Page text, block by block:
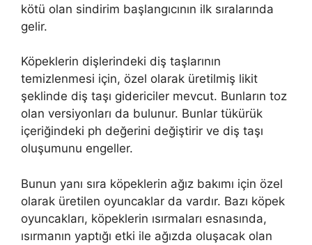
kötü olan sindirim başlangıcının ilk sıralarında
gelir.
Köpeklerin dişlerindeki diş taşlarının
temizlenmesi için, özel olarak üretilmiş likit
şeklinde diş taşı gidericiler mevcut. Bunların toz
olan versiyonları da bulunur. Bunlar tükürük
içeriğindeki ph değerini değiştirir ve diş taşı
oluşumunu engeller.
Bunun yanı sıra köpeklerin ağız bakımı için özel
olarak üretilen oyuncaklar da vardır. Bazı köpek
oyuncakları, köpeklerin ısırmaları esnasında,
ısırmanın yaptığı etki ile ağızda oluşacak olan